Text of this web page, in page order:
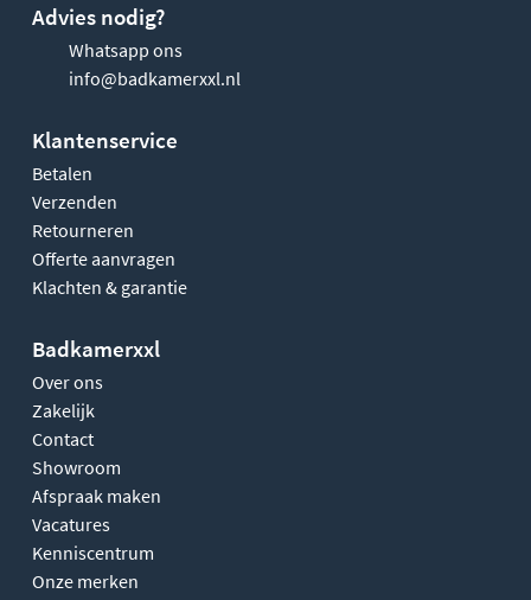
Advies nodig?
Whatsapp ons
info@badkamerxxl.nl
Klantenservice
Betalen
Verzenden
Retourneren
Offerte aanvragen
Klachten & garantie
Badkamerxxl
Over ons
Zakelijk
Contact
Showroom
Afspraak maken
Vacatures
Kenniscentrum
Onze merken